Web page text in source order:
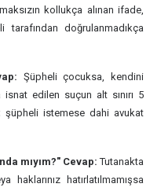
kollukça alınan ifade,
doğrulanmadıkça
Şüpheli çocuksa, kendini
edilen suçun alt sınırı 5
şüpheli istemese dahi avukat
mıyım?" Cevap: Tutanakta
haklarınız hatırlatılmamışsa